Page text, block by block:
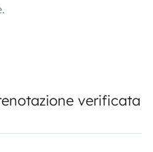
verificata